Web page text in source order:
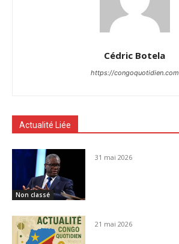
Cédric Botela
https://congoquotidien.com
Actualité Liée
Non classé
31 mai 2026
21 mai 2026